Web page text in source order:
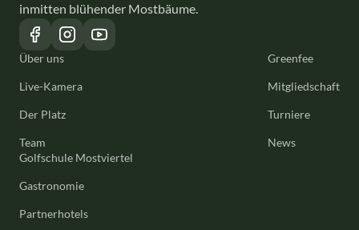
inmitten blühender Mostbäume.
Über uns
Live-Kamera
Der Platz
Team
Greenfee
Mitgliedschaft
Turniere
News
Golfschule Mostviertel
Gastronomie
Partnerhotels